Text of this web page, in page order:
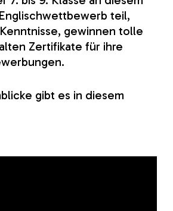
teil,
gewinnen tolle
Zertifikate für ihre
gibt es in diesem